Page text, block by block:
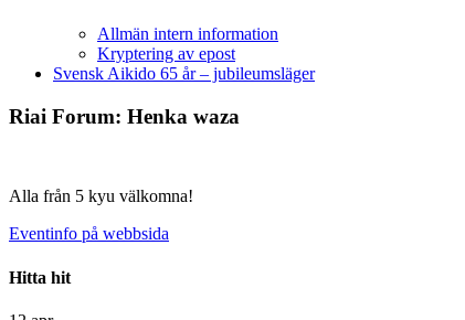
Allmän intern information
Kryptering av epost
Svensk Aikido 65 år – jubileumsläger
Riai Forum: Henka waza
Alla från 5 kyu välkomna!
Eventinfo på webbsida
Hitta hit